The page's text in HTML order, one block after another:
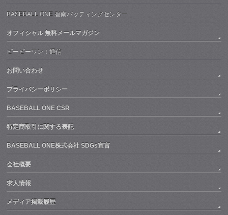
BASEBALL ONE 碧南バッティングセンター
オフィシャル 無料メールマガジン
ビービーワン！通信
お問い合わせ
プライバシーポリシー
BASEBALL ONE CSR
特定商取引に関する表記
BASEBALL ONE株式会社 SDGs宣言
会社概要
求人情報
メディア掲載履歴